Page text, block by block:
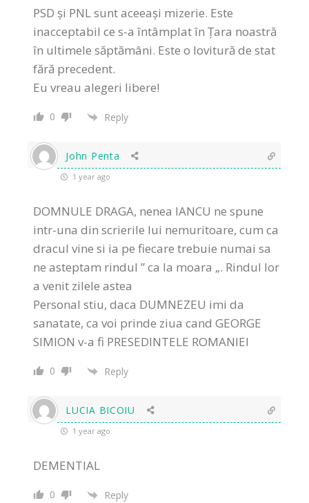
PSD și PNL sunt aceeași mizerie. Este
inacceptabil ce s-a întâmplat în Țara noastră
în ultimele săptămâni. Este o lovitură de stat
fără precedent.
Eu vreau alegeri libere!
0 Reply
John Penta
1 year ago
DOMNULE DRAGA, nenea IANCU ne spune
intr-una din scrierile lui nemuritoare, cum ca
dracul vine si ia pe fiecare trebuie numai sa
ne asteptam rindul ” ca la moara „. Rindul lor
a venit zilele astea
Personal stiu, daca DUMNEZEU imi da
sanatate, ca voi prinde ziua cand GEORGE
SIMION v-a fi PRESEDINTELE ROMANIEI
0 Reply
LUCIA BICOIU
1 year ago
DEMENTIAL
0 Reply